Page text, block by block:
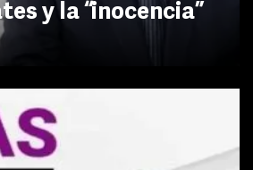
y la “inocencia”